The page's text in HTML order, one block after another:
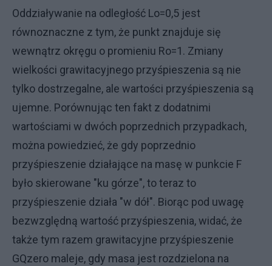
Oddziaływanie na odległość Lo=0,5 jest
równoznaczne z tym, że punkt znajduje się
wewnątrz okręgu o promieniu Ro=1. Zmiany
wielkości grawitacyjnego przyśpieszenia są nie
tylko dostrzegalne, ale wartości przyśpieszenia są
ujemne. Porównując ten fakt z dodatnimi
wartościami w dwóch poprzednich przypadkach,
można powiedzieć, że gdy poprzednio
przyśpieszenie działające na masę w punkcie F
było skierowane "ku górze", to teraz to
przyśpieszenie działa "w dół". Biorąc pod uwagę
bezwzględną wartość przyśpieszenia, widać, że
także tym razem grawitacyjne przyśpieszenie
GQzero maleje, gdy masa jest rozdzielona na